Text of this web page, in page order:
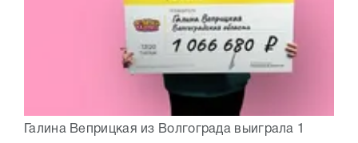
Галина Веприцкая из Волгограда выиграла 1